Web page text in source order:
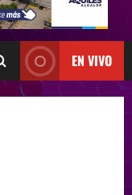
EN VIVO